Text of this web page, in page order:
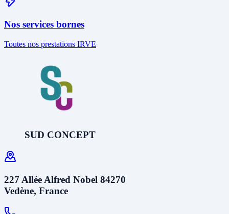
Nos services bornes
Toutes nos prestations IRVE
SUD CONCEPT
227 Allée Alfred Nobel 84270
Vedène, France